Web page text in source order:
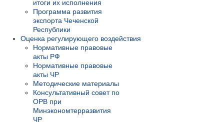
итоги их исполнения
Программа развития
экспорта Чеченской
Республики
Оценка регулирующего воздействия
Нормативные правовые
акты РФ
Нормативные правовые
акты ЧР
Методические материалы
Консультативный совет по
ОРВ при
Минэкономтерразвития
ЧР